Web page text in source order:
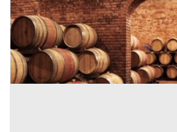
Padova (Padova)
Offerta minima
1.000 € 1.300 €
Codice asta:BN5221290
Asta chiusa